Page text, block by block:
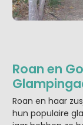
Roan en
Roan en haar
hun populaire